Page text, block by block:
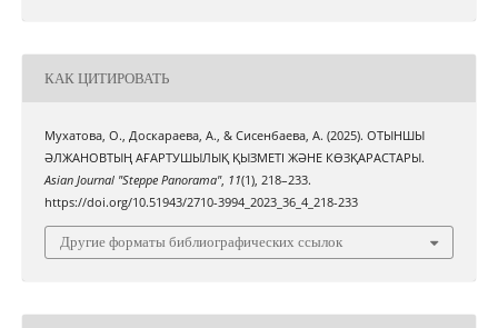
КАК ЦИТИРОВАТЬ
Мухатова, О., Доскараева, А., & Сисенбаева, А. (2025). ОТЫНШЫ
ӘЛЖАНОВТЫҢ АҒАРТУШЫЛЫҚ ҚЫЗМЕТІ ЖӘНЕ КӨЗҚАРАСТАРЫ.
Asian Journal "Steppe Panorama", 11(1), 218–233.
https://doi.org/10.51943/2710-3994_2023_36_4_218-233
Другие форматы библиографических ссылок